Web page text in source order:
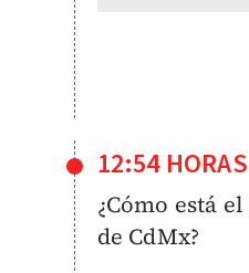
12:54 HORAS
¿Cómo está
de CdMx?